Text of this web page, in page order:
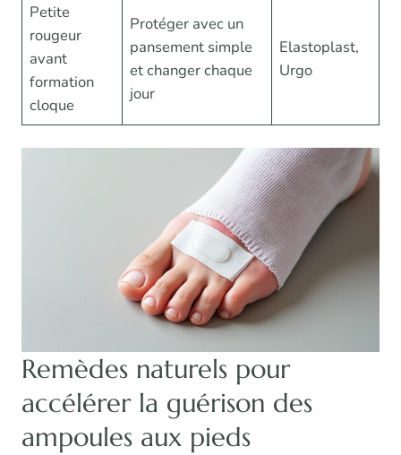
Petite
rougeur
avant
formation
cloque
Protéger avec un
pansement simple
et changer chaque
jour
Elastoplast,
Urgo
Remèdes naturels pour
accélérer la guérison des
ampoules aux pieds